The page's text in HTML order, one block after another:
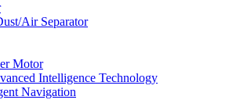
Air Separator
Motor
Intelligence Technology
Navigation